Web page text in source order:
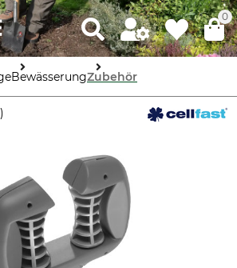
0
BewässerungZubehör